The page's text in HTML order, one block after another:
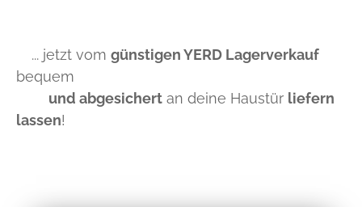
... jetzt vom günstigen YERD Lagerverkauf
bequem
und abgesichert an deine Haustür liefern
lassen!